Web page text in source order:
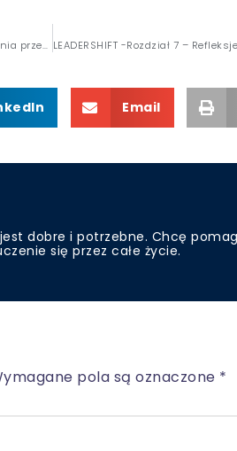
LEADERSHIFT – Rozdział 5 – „Od uszczęśliwiania ludzi do stawiania przed nimi wyzwań” – Przemiana relacyjna
Email
dobre i potrzebne. Chcę
się przez całe życie.
pola są oznaczone *